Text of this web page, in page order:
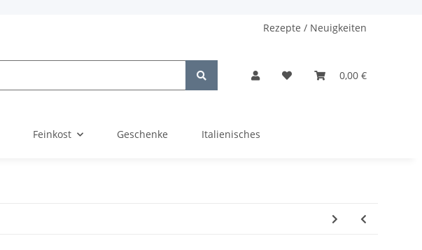
Rezepte / Neuigkeiten
0,00 €
Feinkost Geschenke Italienisches